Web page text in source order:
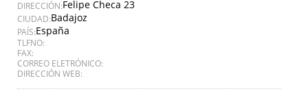
DIRECCIÓN:Felipe Checa 23
CIUDAD:Badajoz
PAÍS:España
TLFNO:
FAX:
CORREO ELETRÓNICO:
DIRECCIÓN WEB: